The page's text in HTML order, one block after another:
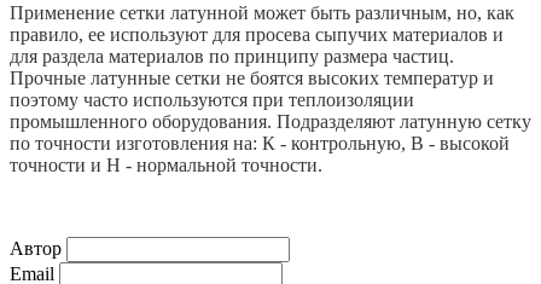
Применение сетки латунной может быть различным, но, как
правило, ее используют для просева сыпучих материалов и
для раздела материалов по принципу размера частиц.
Прочные латунные сетки не боятся высоких температур и
поэтому часто используются при теплоизоляции
промышленного оборудования. Подразделяют латунную сетку
по точности изготовления на: К - контрольную, В - высокой
точности и Н - нормальной точности.
Автор
Email